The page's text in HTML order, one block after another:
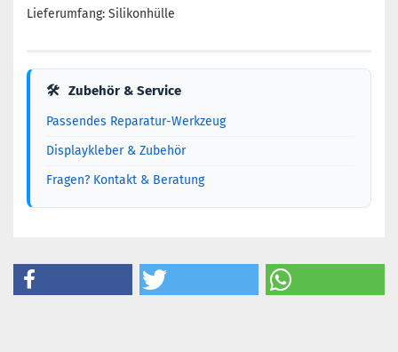
Lieferumfang: Silikonhülle
🛠 Zubehör & Service
Passendes Reparatur-Werkzeug
Displaykleber & Zubehör
Fragen? Kontakt & Beratung